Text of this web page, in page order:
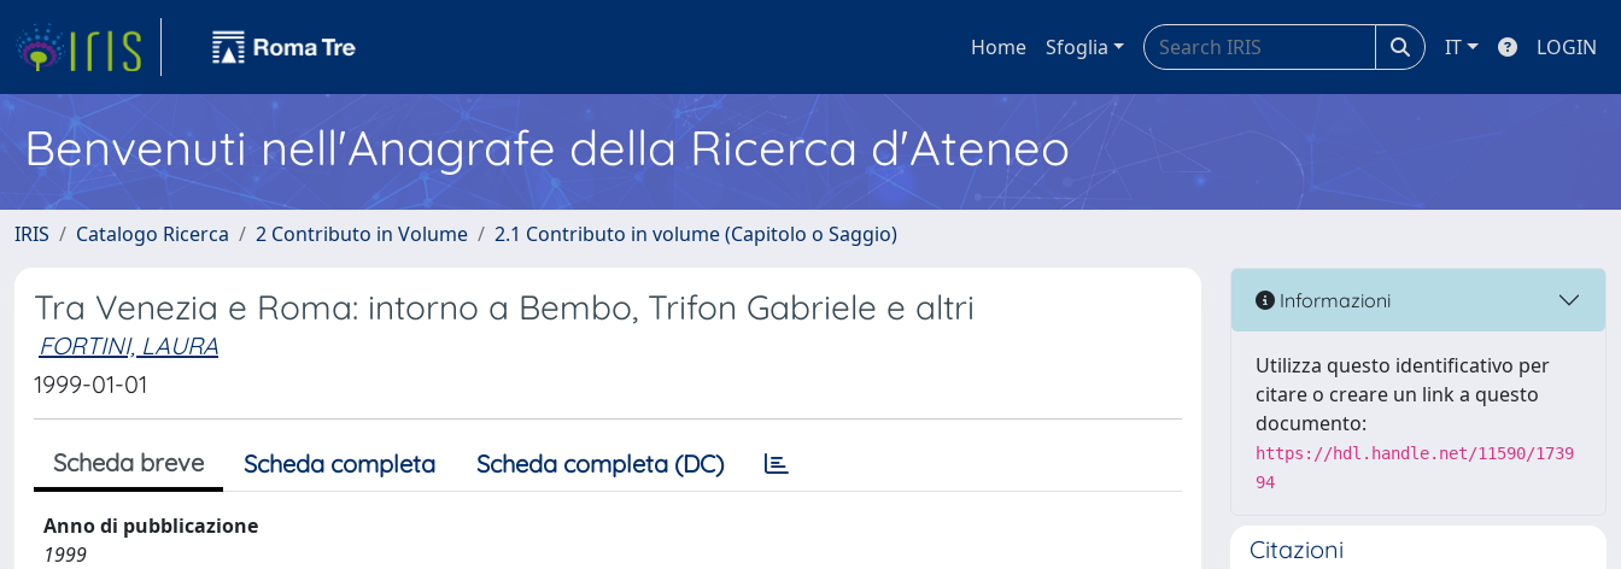
Home Sfoglia IT LOGIN
Benvenuti nell'Anagrafe della Ricerca d'Ateneo
IRIS Catalogo Ricerca 2 Contributo in Volume 2.1 Contributo in volume (Capitolo o Saggio)
Tra Venezia e Roma: intorno a Bembo, Trifon Gabriele e altri
FORTINI, LAURA
1999-01-01
Scheda breve Scheda completa Scheda completa (DC)
Anno di pubblicazione
1999
Informazioni
Utilizza questo identificativo per
citare o creare un link a questo
documento:
https://hdl.handle.net/11590/1739
94
Citazioni